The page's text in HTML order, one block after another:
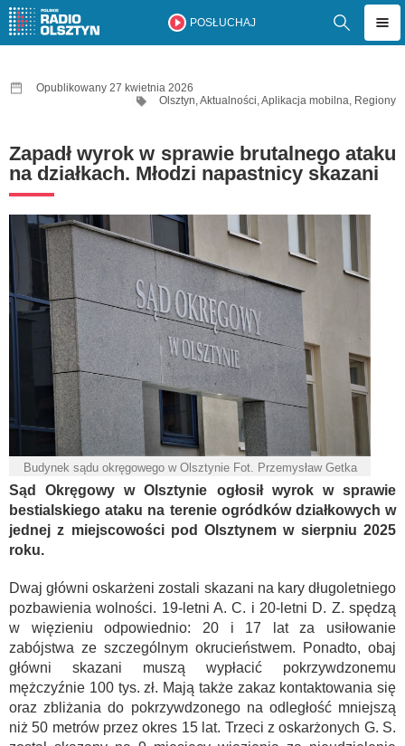
POSŁUCHAJ
Opublikowany 27 kwietnia 2026
Olsztyn,Aktualności,Aplikacja mobilna, Regiony
Zapadł wyrok w sprawie brutalnego ataku
na działkach. Młodzi napastnicy skazani
Budynek sądu okręgowego w Olsztynie Fot. Przemysław Getka
Sąd Okręgowy w Olsztynie ogłosił wyrok w sprawie
bestialskiego ataku na terenie ogródków działkowych w
jednej z miejscowości pod Olsztynem w sierpniu 2025
roku.
Dwaj główni oskarżeni zostali skazani na kary długoletniego
pozbawienia wolności. 19-letni A. C. i 20-letni D. Z. spędzą
w więzieniu odpowiednio: 20 i 17 lat za usiłowanie
zabójstwa ze szczególnym okrucieństwem. Ponadto, obaj
główni skazani muszą wypłacić pokrzywdzonemu
mężczyźnie 100 tys. zł. Mają także zakaz kontaktowania się
oraz zbliżania do pokrzywdzonego na odległość mniejszą
niż 50 metrów przez okres 15 lat. Trzeci z oskarżonych G. S.